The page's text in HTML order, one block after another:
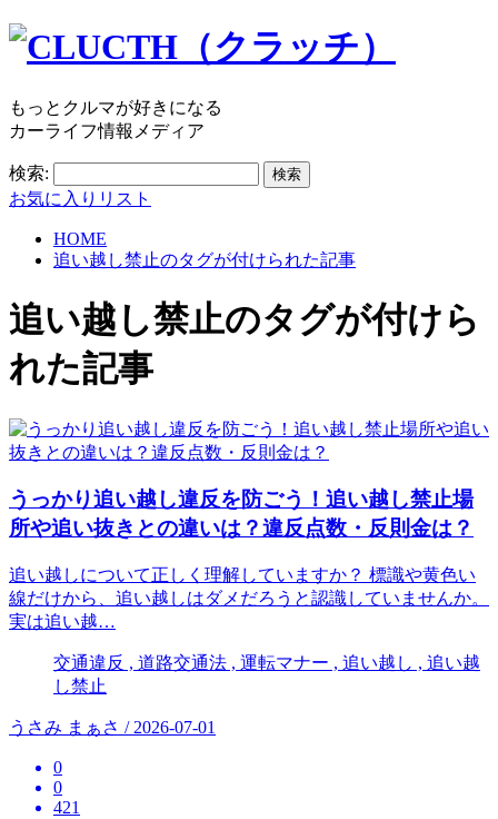
もっとクルマが好きになる
カーライフ情報メディア
検索:
お気に入りリスト
HOME
追い越し禁止のタグが付けられた記事
追い越し禁止のタグが付けら
れた記事
うっかり追い越し違反を防ごう！追い越し禁止場
所や追い抜きとの違いは？違反点数・反則金は？
追い越しについて正しく理解していますか？ 標識や黄色い
線だけから、追い越しはダメだろうと認識していませんか。
実は追い越…
交通違反 , 道路交通法 , 運転マナー , 追い越し , 追い越
し禁止
うさみ まぁさ / 2026-07-01
0
0
421